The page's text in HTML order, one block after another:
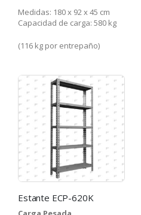
Medidas: 180 x 92 x 45 cm
Capacidad de carga: 580 kg
(116 kg por entrepaño)
Estante ECP-620K